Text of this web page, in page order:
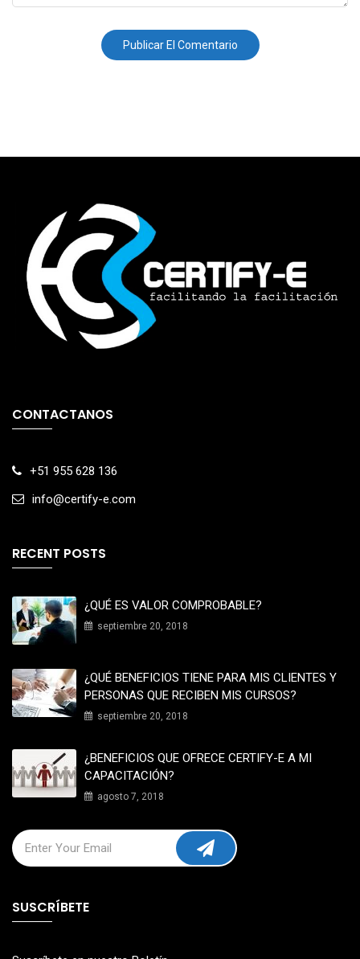
CONTACTANOS
+51 955 628 136
info@certify-e.com
RECENT POSTS
¿QUÉ ES VALOR COMPROBABLE?
septiembre 20, 2018
¿QUÉ BENEFICIOS TIENE PARA MIS CLIENTES Y
PERSONAS QUE RECIBEN MIS CURSOS?
septiembre 20, 2018
¿BENEFICIOS QUE OFRECE CERTIFY-E A MI
CAPACITACIÓN?
agosto 7, 2018
SUSCRÍBETE